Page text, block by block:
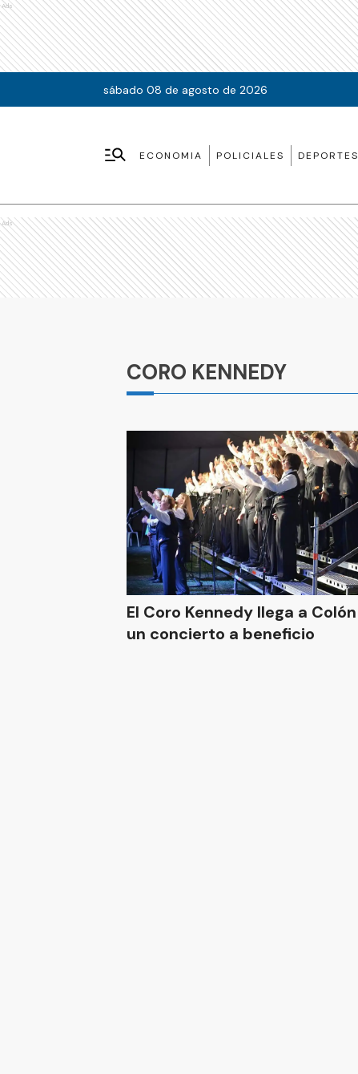
Ads
sábado 08 de agosto de 2026
ECONOMIA POLICIALES DEPORTES
Ads
CORO KENNEDY
El Coro Kennedy llega a Colón con
un concierto a beneficio